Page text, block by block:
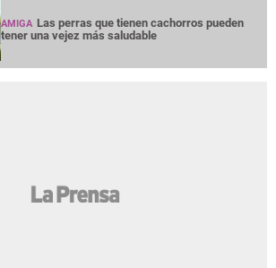
AMIGA Las perras que tienen cachorros pueden
tener una vejez más saludable